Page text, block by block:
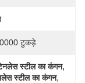
टुकड़े
स्टील का कंगन
स्टील का कंगन,